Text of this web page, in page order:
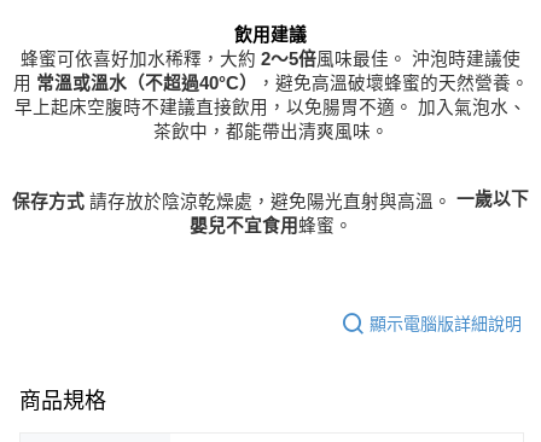
蜂蜜可依喜好加水稀釋，大約 2～5倍風味最佳。 沖泡時建議使
用 常溫或溫水（不超過40°C）
，避免高溫破壞蜂蜜的天然營養。
早上起床空腹時不建議直接飲用，以免腸胃不適。 加入氣泡水、
茶飲中，都能帶出清爽風味。
保存方式 請存放於陰涼乾燥處，避免陽光直射與高溫。 一歲以下
嬰兒不宜食用 蜂蜜。
顯示電腦版詳細說明
商品規格